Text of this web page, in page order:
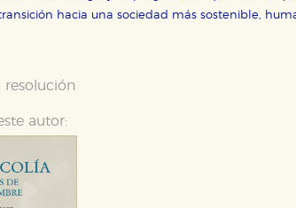
hacia una sociedad más sostenible,
resolución
autor:
publicidad y redes sociales
son gestionadas por nuestros socios
No almacenan directamente información
CONFIGURACIÓN
nuestra